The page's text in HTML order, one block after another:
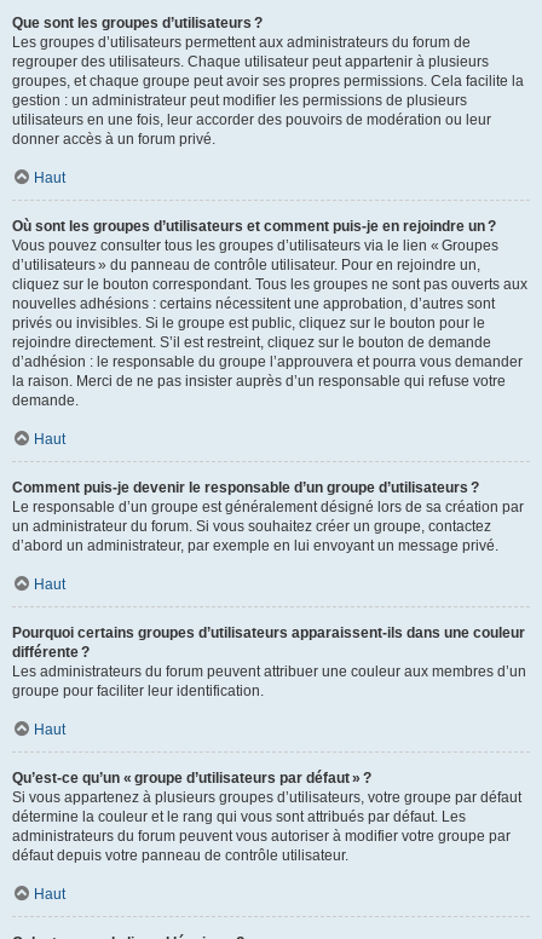
Que sont les groupes d’utilisateurs ?
Les groupes d’utilisateurs permettent aux administrateurs du forum de
regrouper des utilisateurs. Chaque utilisateur peut appartenir à plusieurs
groupes, et chaque groupe peut avoir ses propres permissions. Cela facilite la
gestion : un administrateur peut modifier les permissions de plusieurs
utilisateurs en une fois, leur accorder des pouvoirs de modération ou leur
donner accès à un forum privé.
Haut
Où sont les groupes d’utilisateurs et comment puis-je en rejoindre un ?
Vous pouvez consulter tous les groupes d’utilisateurs via le lien « Groupes
d’utilisateurs » du panneau de contrôle utilisateur. Pour en rejoindre un,
cliquez sur le bouton correspondant. Tous les groupes ne sont pas ouverts aux
nouvelles adhésions : certains nécessitent une approbation, d’autres sont
privés ou invisibles. Si le groupe est public, cliquez sur le bouton pour le
rejoindre directement. S’il est restreint, cliquez sur le bouton de demande
d’adhésion : le responsable du groupe l’approuvera et pourra vous demander
la raison. Merci de ne pas insister auprès d’un responsable qui refuse votre
demande.
Haut
Comment puis-je devenir le responsable d’un groupe d’utilisateurs ?
Le responsable d’un groupe est généralement désigné lors de sa création par
un administrateur du forum. Si vous souhaitez créer un groupe, contactez
d’abord un administrateur, par exemple en lui envoyant un message privé.
Haut
Pourquoi certains groupes d’utilisateurs apparaissent-ils dans une couleur
différente ?
Les administrateurs du forum peuvent attribuer une couleur aux membres d’un
groupe pour faciliter leur identification.
Haut
Qu’est-ce qu’un « groupe d’utilisateurs par défaut » ?
Si vous appartenez à plusieurs groupes d’utilisateurs, votre groupe par défaut
détermine la couleur et le rang qui vous sont attribués par défaut. Les
administrateurs du forum peuvent vous autoriser à modifier votre groupe par
défaut depuis votre panneau de contrôle utilisateur.
Haut